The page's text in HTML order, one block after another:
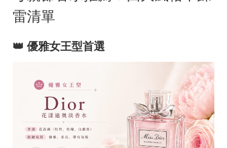
雷清單
👑 優雅女王型首選